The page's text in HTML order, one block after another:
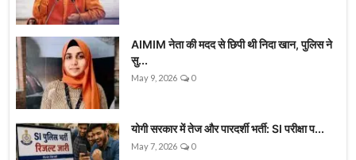
AIMIM नेता की मदद से छिपी थी निदा खान, पुलिस ने
सु...
May 9, 2026 0
योगी सरकार में तेज और पारदर्शी भर्ती: SI परीक्षा प...
May 7, 2026 0